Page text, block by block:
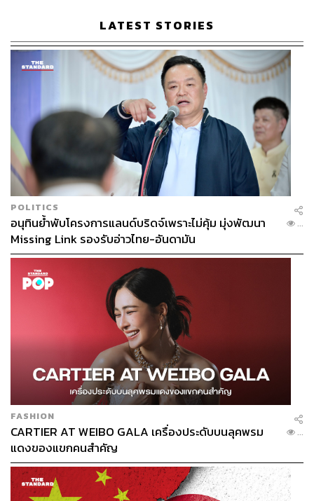
LATEST STORIES
POLITICS
อนุทินย้ำพับโครงการแลนด์บริดจ์เพราะไม่คุ้ม มุ่งพัฒนา
Missing Link รองรับอ่าวไทย-อันดามัน
...
FASHION
CARTIER AT WEIBO GALA เครื่องประดับบนลุคพรม
แดงของแขกคนสำคัญ
...